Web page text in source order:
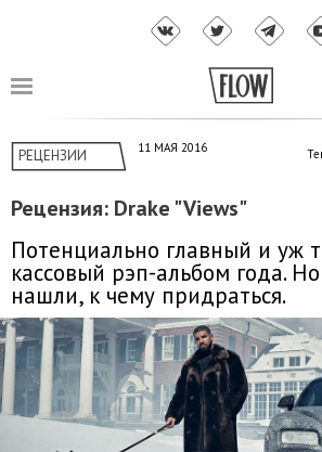
РЕЦЕНЗИИ 11 МАЯ 2016
Рецензия: Drake "Views"
Потенциально главный и уж
кассовый рэп-альбом года.
нашли, к чему придраться.